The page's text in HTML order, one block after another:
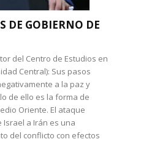
DE GOBIERNO DE
del Centro de Estudios en
Central): Sus pasos
a la paz y
de ello es la forma de
Oriente. El ataque
Israel a Irán es una
del conflicto con efectos